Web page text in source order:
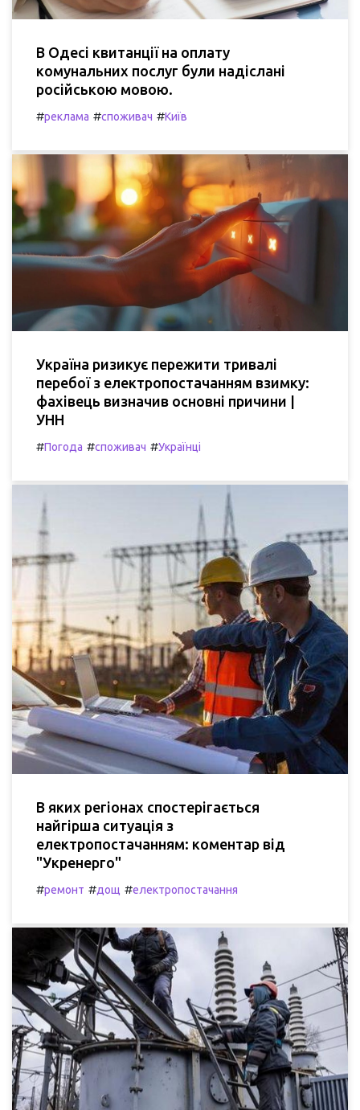
В Одесі квитанції на оплату
комунальних послуг були надіслані
російською мовою.
#реклама #споживач #Київ
Україна ризикує пережити тривалі
перебої з електропостачанням взимку:
фахівець визначив основні причини |
УНН
#Погода #споживач #Українці
В яких регіонах спостерігається
найгірша ситуація з
електропостачанням: коментар від
"Укренерго"
#ремонт #дощ #електропостачання